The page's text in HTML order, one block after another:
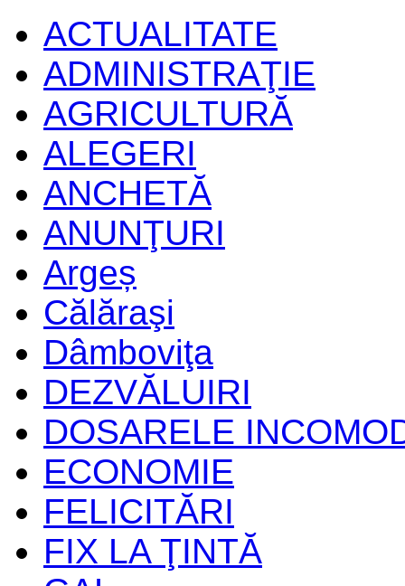
ACTUALITATE
ADMINISTRAŢIE
AGRICULTURĂ
ALEGERI
ANCHETĂ
ANUNŢURI
Argeș
Călăraşi
Dâmboviţa
DEZVĂLUIRI
DOSARELE
ECONOMIE
FELICITĂRI
FIX LA ŢINTĂ